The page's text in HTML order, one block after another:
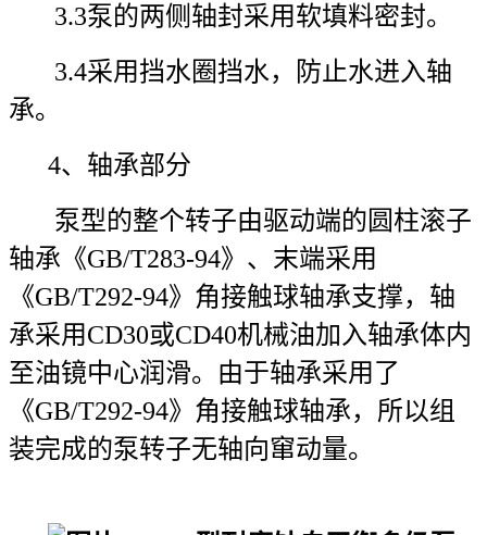
3.3泵的两侧轴封采用软填料密封。
3.4采用挡水圈挡水，防止水进入轴
承。
4、轴承部分
泵型的整个转子由驱动端的圆柱滚子
轴承《GB/T283-94》、末端采用
《GB/T292-94》角接触球轴承支撑，轴
承采用CD30或CD40机械油加入轴承体内
至油镜中心润滑。由于轴承采用了
《GB/T292-94》角接触球轴承，所以组
装完成的泵转子无轴向窜动量。